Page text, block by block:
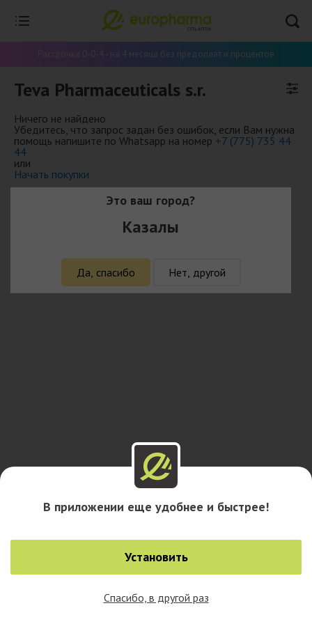
0
Рассрочка 0-0-4 - на 4 месяца без предоплат и процентов
Teva Pharmaceuticals s.r.
Ничего не найдено
Убедитесь, что запрос задан без ошибок, если Вам нужна
помощь напишите по Whatsapp на номер +7 (775) 735 44
44
или
Начать покупки
В приложении еще удобнее и быстрее!
Установить
Спасибо, в другой раз
Это ваш город?
Казалы
Да, спасибо Нет, другой